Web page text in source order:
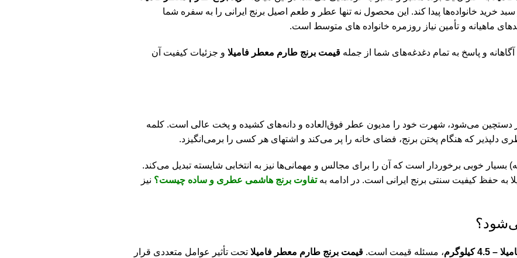
خرید خانواده‌ها پیدا کند. این محصول نه تنها عطر و طعم اصیل برنج ایرانی را به سفره شما
آگاهانه و پاسخ به تمام دغدغه‌های شما از جمله قیمت برنج طارم معطر فامیلا و جزئیات کیفیت آن
می‌شود، شهرت خود را مدیون عطر فوق‌العاده و دانه‌های کشیده و پخت عالی است. کلمه
که هنگام پختن برنج، فضای خانه را پر می‌کند و اشتهای هر کسی را برمی‌انگیزد.
خوبی برخوردار است که آن را برای مجالس و مهمانی‌ها نیز به انتخابی شایسته تبدیل می‌کند.
به حفظ کیفیت سنتی برنج ایرانی است. در ادامه بهتفاوت برنج هاشمی عطری و ساده چیست؟ نیز
، مسئله قیمت است. قیمت برنج طارم معطر فامیلا تحت تأثیر عوامل متعددی قرار